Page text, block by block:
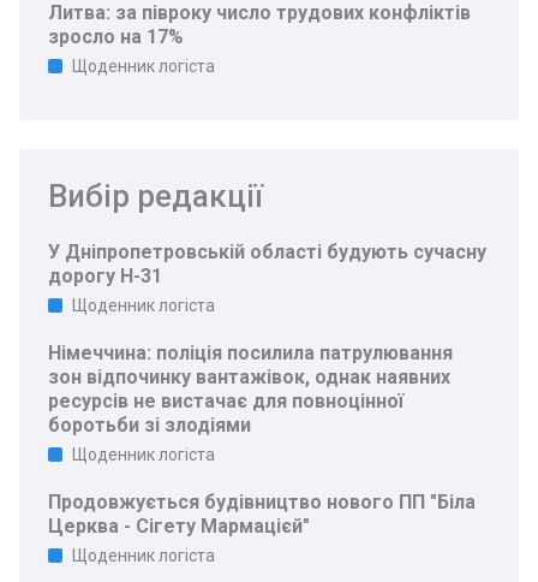
Литва: за півроку число трудових конфліктів
зросло на 17%
Щоденник логіста
Вибір редакції
У Дніпропетровській області будують сучасну
дорогу Н-31
Щоденник логіста
Німеччина: поліція посилила патрулювання
зон відпочинку вантажівок, однак наявних
ресурсів не вистачає для повноцінної
боротьби зі злодіями
Щоденник логіста
Продовжується будівництво нового ПП "Біла
Церква - Сігету Мармацієй"
Щоденник логіста